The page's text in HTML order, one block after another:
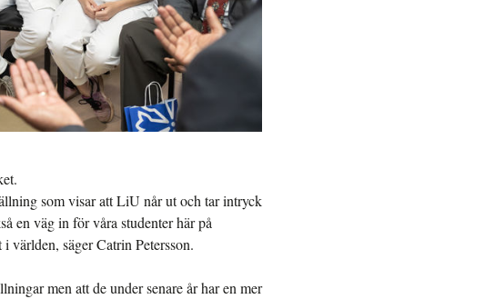
som visar att LiU når ut och tar intryck
en väg in för våra studenter här på
världen, säger Catrin Petersson.
men att de under senare år har en mer